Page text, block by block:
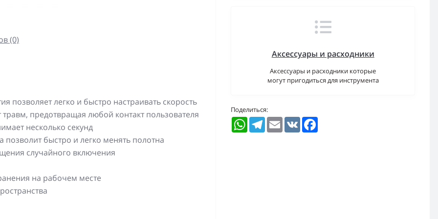
(0)
позволяет легко и быстро настраивать скорость
предотвращая любой контакт пользователя
несколько секунд
быстро и легко менять полотна
случайного включения
на рабочем месте
Аксессуары и расходники
Аксессуары и расходники которые
могут пригодиться для инструмента
Поделиться:
WhatsAppTelegramEmail VK